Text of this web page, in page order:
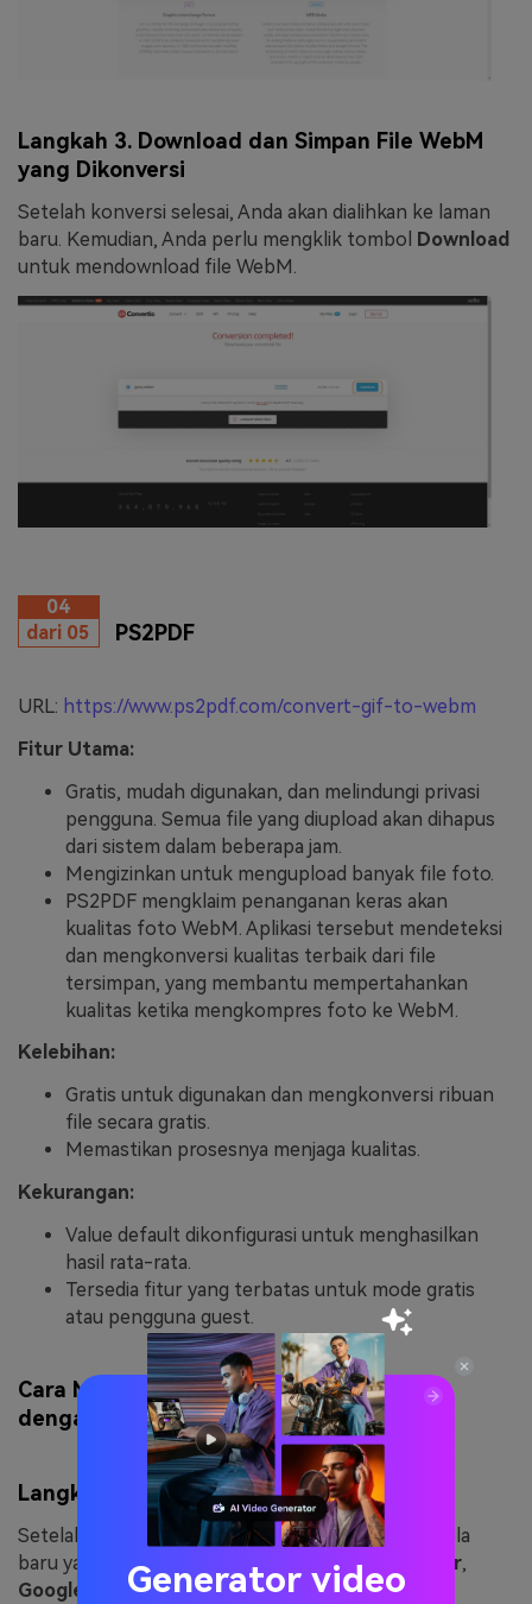
Langkah 3. Download dan Simpan File WebM
yang Dikonversi
Setelah konversi selesai, Anda akan dialihkan ke laman
baru. Kemudian, Anda perlu mengklik tombol
Download
untuk mendownload file WebM.
04
dari 05
PS2PDF
URL: https://www.ps2pdf.com/convert-gif-to-webm
Fitur Utama:
Gratis, mudah digunakan, dan melindungi privasi
pengguna. Semua file yang diupload akan dihapus
dari sistem dalam beberapa jam.
Mengizinkan untuk mengupload banyak file foto.
PS2PDF mengklaim penanganan keras akan
kualitas foto WebM. Aplikasi tersebut mendeteksi
dan mengkonversi kualitas terbaik dari file
tersimpan, yang membantu mempertahankan
kualitas ketika mengkompres foto ke WebM.
Kelebihan:
Gratis untuk digunakan dan mengkonversi ribuan
file secara gratis.
Memastikan prosesnya menjaga kualitas.
Kekurangan:
Value default dikonfigurasi untuk menghasilkan
hasil rata-rata.
Tersedia fitur yang terbatas untuk mode gratis
atau pengguna guest.
Cara Mengkonversi GIF Animasi ke WebM
dengan PS2PDF
Langkah 1. Upload File GIF ke PS2PDF
Setelah memilih + Select Files, akan muncul jendela
baru yang mendukung upload GIF
from Computer,
Google Drive, dan Dropbox.
Generator video